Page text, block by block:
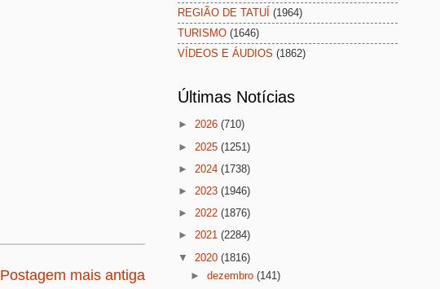
Postagem mais antiga
REGIÃO DE TATUÍ (1964)
TURISMO (1646)
VÍDEOS E ÁUDIOS (1862)
Últimas Notícias
► 2026 (710)
► 2025 (1251)
► 2024 (1738)
► 2023 (1946)
► 2022 (1876)
► 2021 (2284)
▼ 2020 (1816)
►dezembro(141)